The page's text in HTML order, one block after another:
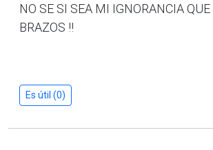
NO SE SI SEA MI IGNORANCIA
BRAZOS !!
Es útil (0)